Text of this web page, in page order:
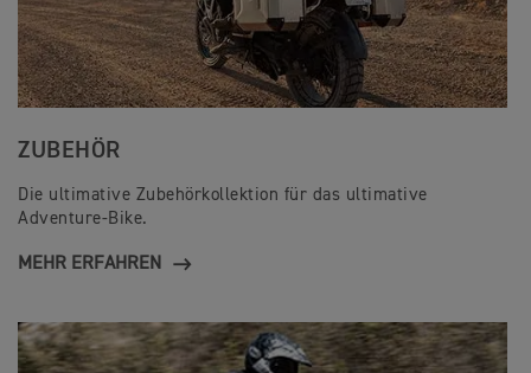
ZUBEHÖR
Die ultimative Zubehörkollektion für das ultimative
Adventure-Bike.
MEHR ERFAHREN